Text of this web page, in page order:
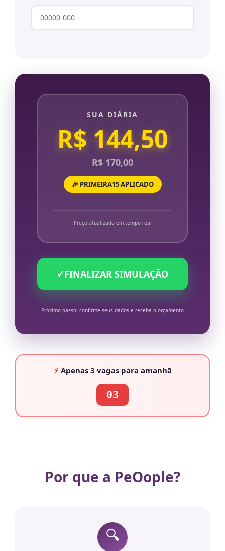
SUA DIÁRIA
R$ 144,50
R$ 170,00
🎉 PRIMEIRA15 APLICADO
Preço atualizado em tempo real
✓FINALIZAR SIMULAÇÃO
Próximo passo: confirme seus dados e receba o orçamento
⚡Apenas 3 vagaspara amanhã
03
Por que a PeOople?
🔍